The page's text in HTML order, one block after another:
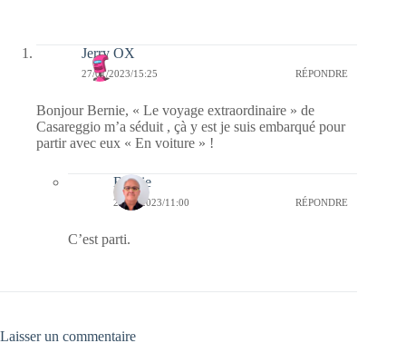
Jerry OX
27/01/2023/15:25 RÉPONDRE
Bonjour Bernie, « Le voyage extraordinaire » de
Casareggio m’a séduit , çà y est je suis embarqué pour
partir avec eux « En voiture » !
Bernie
28/01/2023/11:00 RÉPONDRE
C’est parti.
Laisser un commentaire